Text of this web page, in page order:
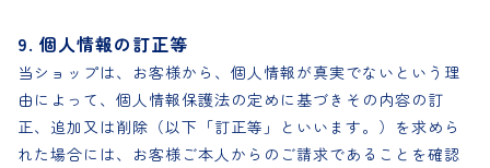
9. 個人情報の訂正等
当ショップは、お客様から、個人情報が真実でないという理
由によって、個人情報保護法の定めに基づきその内容の訂
正、追加又は削除（以下「訂正等」といいます。）を求めら
れた場合には、お客様ご本人からのご請求であることを確認